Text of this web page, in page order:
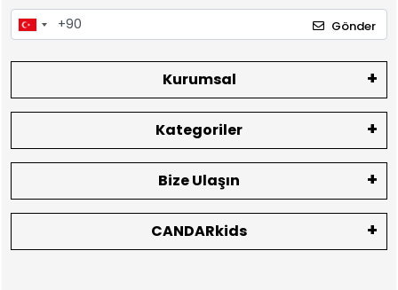
Gönder
Kurumsal
Kategoriler
Bize Ulaşın
CANDARkids